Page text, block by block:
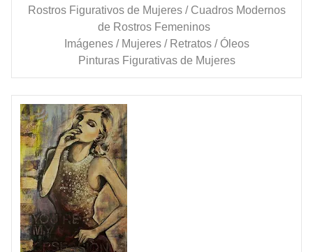
Rostros Figurativos de Mujeres / Cuadros Modernos
de Rostros Femeninos
Imágenes / Mujeres / Retratos / Óleos
Pinturas Figurativas de Mujeres